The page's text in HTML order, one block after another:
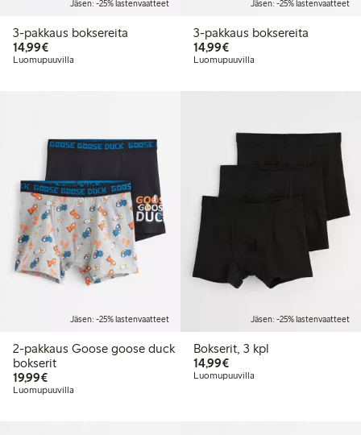
Jäsen: -25% lastenvaatteet
3-pakkaus boksereita
14,99€14,99 €
Luomupuuvilla
Jäsen: -25% lastenvaatteet
3-pakkaus boksereita
14,99€14,99 €
Luomupuuvilla
Jäsen: -25% lastenvaatteet
2-pakkaus Goose goose duck
bokserit
19,99€19,99 €
Luomupuuvilla
Jäsen: -25% lastenvaatteet
Bokserit, 3 kpl
14,99€14,99 €
Luomupuuvilla